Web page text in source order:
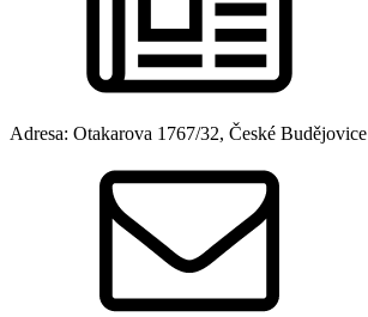
Adresa: Otakarova 1767/32, České Budějovice